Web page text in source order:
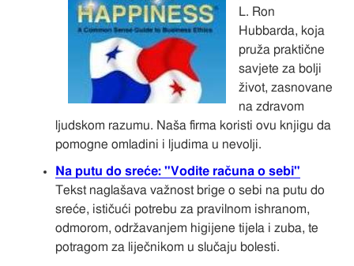
L. Ron
Hubbarda, koja
pruža praktične
savjete za bolji
život, zasnovane
na zdravom
ljudskom razumu. Naša firma koristi ovu knjigu da
pomogne omladini i ljudima u nevolji.
Na putu do sreće: "Vodite računa o sebi"
Tekst naglašava važnost brige o sebi na putu do
sreće, ističući potrebu za pravilnom ishranom,
odmorom, održavanjem higijene tijela i zuba, te
potragom za liječnikom u slučaju bolesti.